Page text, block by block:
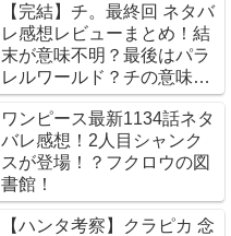
【完結】チ。最終回 ネタバ
レ感想レビューまとめ！結
末が意味不明？最後はパラ
レルワールド？チの意味
は？内容あらすじは？アル
ベルト・ブルゼフスキと
は？【総合評価評判】【地
球の運動について】
ワンピース最新1134話ネタ
バレ感想！2人目シャンク
スが登場！？フクロウの図
書館！
【ハンタ考察】クラピカ 念